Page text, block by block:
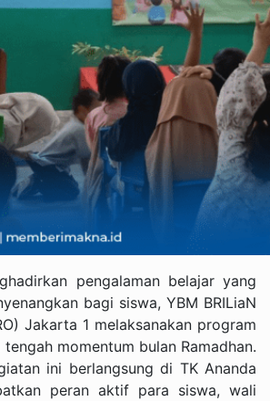
pengalaman belajar yang
bagi siswa, YBM BRILiaN
Jakarta 1 melaksanakan program
momentum bulan Ramadhan.
ini berlangsung di TK Ananda
peran aktif para siswa, wali